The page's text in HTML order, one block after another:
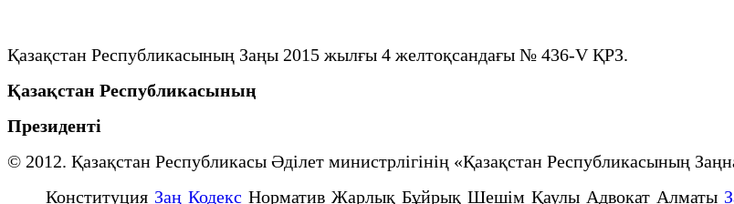
Қазақстан Республикасының Заңы 2015 жылғы 4 желтоқсандағы № 436-V ҚРЗ.
Қазақстан Республикасының
Президенті
© 2012. Қазақстан Республикасы Әділет министрлігінің «Қазақстан Республикасының
Конституция Заң Кодекс Норматив Жарлық Бұйрық Шешім Қаулы Адвокат Алматы